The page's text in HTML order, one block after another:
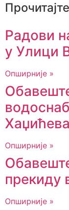
Радови
у Улици
Опширније »
Хаџићева
Опширније »
прекиду
Опширније »